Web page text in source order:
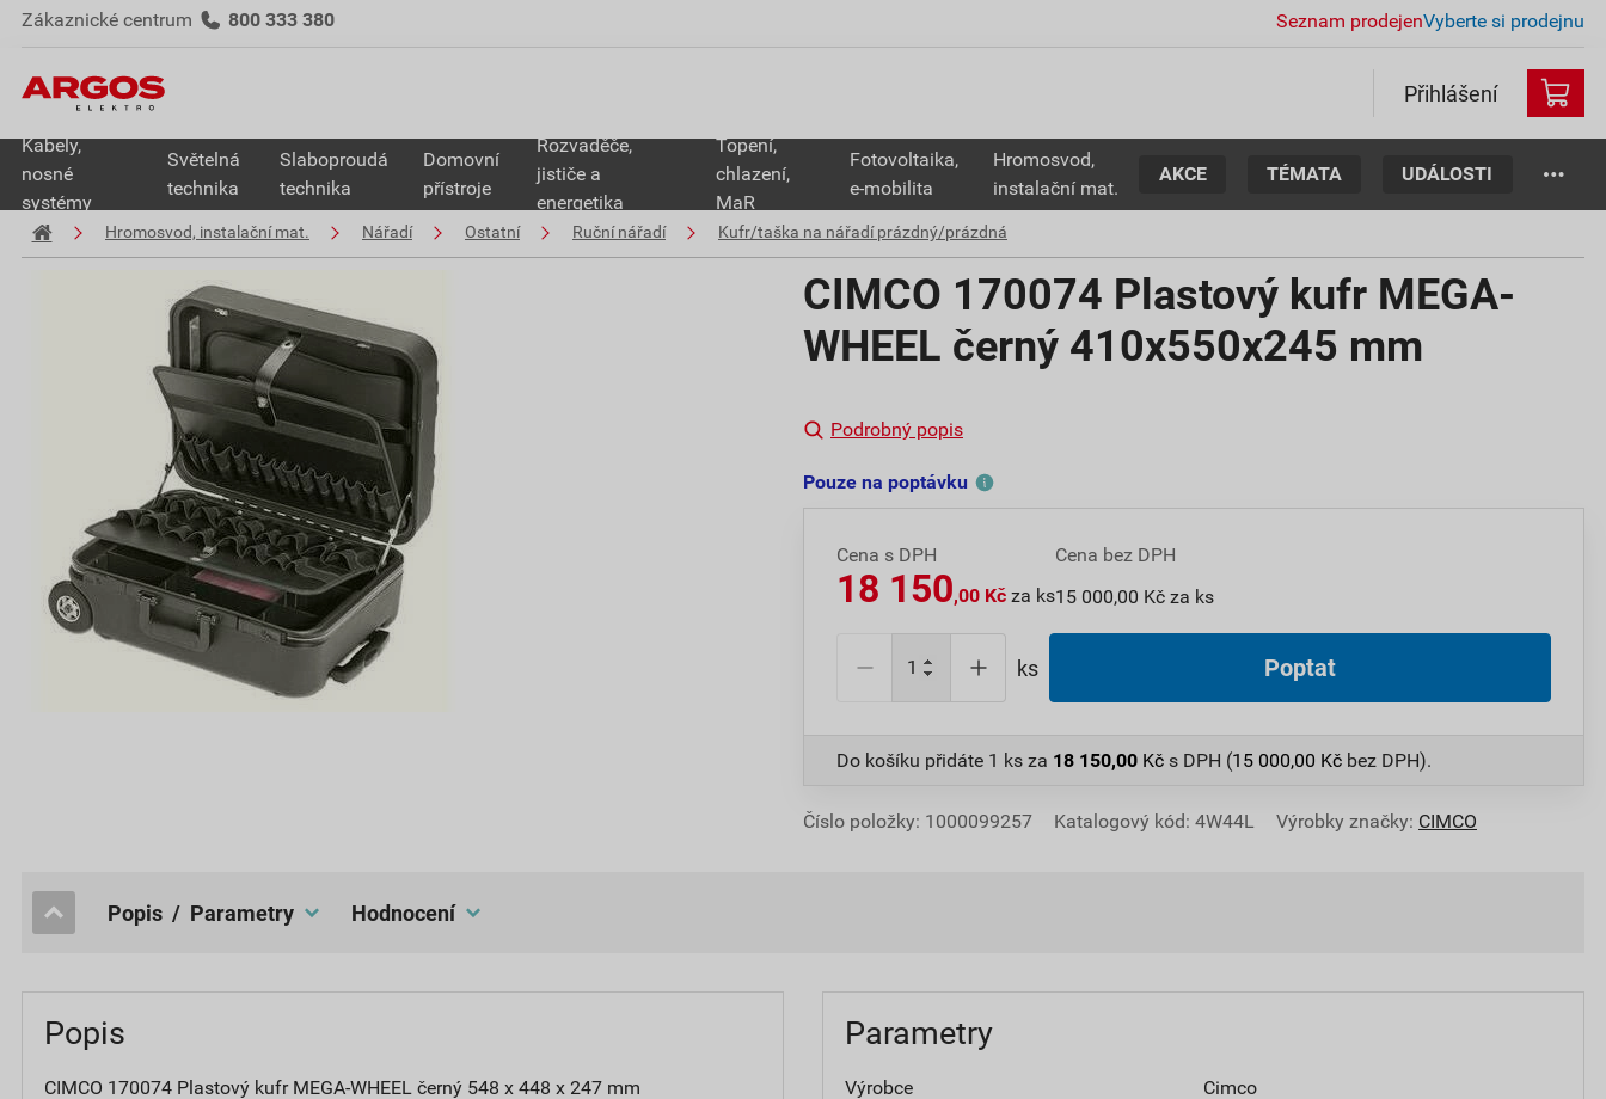
Zákaznické centrum 800 333 380 Seznam prodejenVyberte si prodejnu
Přihlášení
Kabely,
nosné
systémy
Světelná
technika
Slaboproudá
technika
Domovní
přístroje
Rozvaděče,
jističe a
energetika
Topení,
chlazení,
MaR
Fotovoltaika,
e-mobilita
Hromosvod,
instalační mat.
AKCE TÉMATA UDÁLOSTI
Hromosvod, instalační mat. Nářadí Ostatní Ruční nářadí Kufr/taška na nářadí prázdný/prázdná
CIMCO 170074 Plastový kufr MEGA-
WHEEL černý 410x550x245 mm
Podrobný popis
Pouze na poptávku
Cena s DPH
18 150,00 Kč za ks
Cena bez DPH
15 000,00 Kč za ks
ks Poptat
Do košíku přidáte 1 ks za 18 150,00 Kč s DPH (15 000,00 Kč bez DPH).
Číslo položky: 1000099257 Katalogový kód: 4W44L Výrobky značky: CIMCO
popis / Parametry hodnocení
Popis
CIMCO 170074 Plastový kufr MEGA-WHEEL černý 548 x 448 x 247 mm
Parametry
Výrobce Cimco